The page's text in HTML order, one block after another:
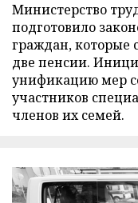
Министерство
подготовило
граждан, которые
две пенсии.
унификацию мер
участников
членов их семей.